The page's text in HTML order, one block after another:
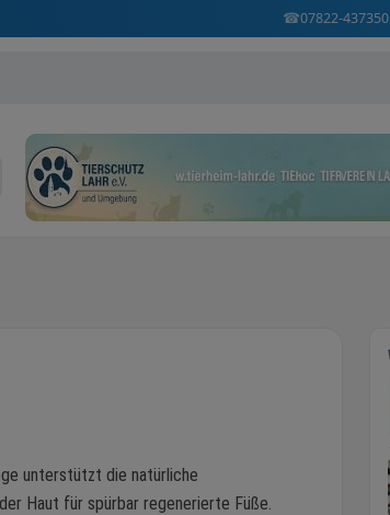
☎07822-437350
unterstützt die natürliche
Haut für spürbar regenerierte Füße.